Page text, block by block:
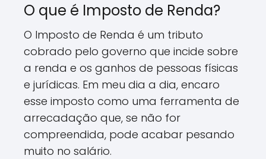
O que é Imposto de Renda?
O Imposto de Renda é um tributo
cobrado pelo governo que incide sobre
a renda e os ganhos de pessoas físicas
e jurídicas. Em meu dia a dia, encaro
esse imposto como uma ferramenta de
arrecadação que, se não for
compreendida, pode acabar pesando
muito no salário.